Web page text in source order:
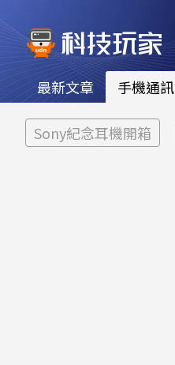
最新文章 手機通訊
Sony紀念耳機開箱